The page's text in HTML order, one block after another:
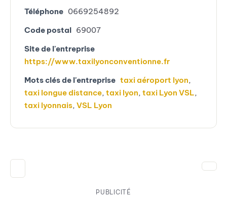
Téléphone 0669254892
Code postal 69007
Site de l'entreprise
https://www.taxilyonconventionne.fr
Mots clés de l'entreprise taxi aéroport lyon,
taxi longue distance, taxi lyon, taxi Lyon VSL,
taxi lyonnais, VSL Lyon
PUBLICITÉ